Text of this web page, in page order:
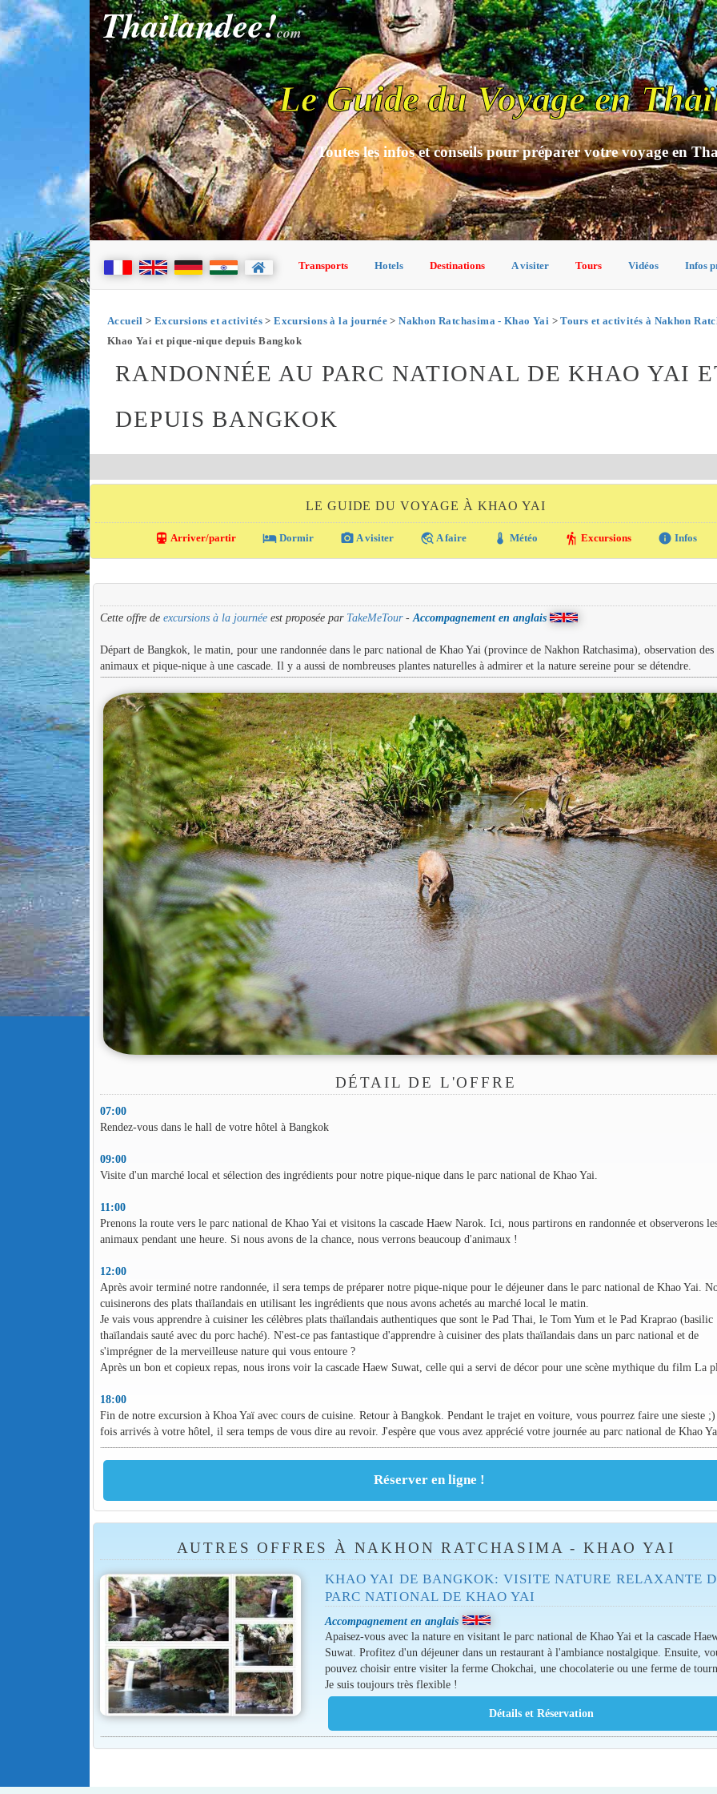
Thailandee!com
Le Guide du Voyage en
Toutes les infos et conseils pour préparer votre voyage en
Transports Hotels Destinations A visiter Tours Vidéos Infos
Accueil > Excursions et activités>Excursions à la journée >Nakhon Ratchasima - Khao Yai >Tours et activités à Nakhon
Khao Yai et pique-nique depuis Bangkok
RANDONNÉE AU PARC NATIONAL DE KHAO YAI
DEPUIS BANGKOK
LE GUIDE DU VOYAGE À KHAO YAI
directions_transit Arriver/partir local_hotel Dormir photo_camera A visiter travel_explore A faire thermostat Météo hiking Excursions info Infos
Cette offre de excursions à la journéeest proposée par TakeMeTour- Accompagnement en anglais
Départ de Bangkok, le matin, pour une randonnée dans le parc national de Khao Yai (province de Nakhon Ratchasima), observation des
animaux et pique-nique à une cascade. Il y a aussi de nombreuses plantes naturelles à admirer et la nature sereine pour se détendre.
DÉTAIL DE L'OFFRE
07:00
Rendez-vous dans le hall de votre hôtel à Bangkok
09:00
Visite d'un marché local et sélection des ingrédients pour notre pique-nique dans le parc national de Khao Yai.
11:00
Prenons la route vers le parc national de Khao Yai et visitons la cascade Haew Narok. Ici, nous partirons en randonnée et observerons
animaux pendant une heure. Si nous avons de la chance, nous verrons beaucoup d'animaux !
12:00
Après avoir terminé notre randonnée, il sera temps de préparer notre pique-nique pour le déjeuner dans le parc national de Khao Yai.
cuisinerons des plats thaïlandais en utilisant les ingrédients que nous avons achetés au marché local le matin.
Je vais vous apprendre à cuisiner les célèbres plats thaïlandais authentiques que sont le Pad Thai, le Tom Yum et le Pad Kraprao (basilic
thaïlandais sauté avec du porc haché). N'est-ce pas fantastique d'apprendre à cuisiner des plats thaïlandais dans un parc national et de
s'imprégner de la merveilleuse nature qui vous entoure ?
Après un bon et copieux repas, nous irons voir la cascade Haew Suwat, celle qui a servi de décor pour une scène mythique du film La
18:00
Fin de notre excursion à Khoa Yaï avec cours de cuisine. Retour à Bangkok. Pendant le trajet en voiture, vous pourrez faire une sieste
fois arrivés à votre hôtel, il sera temps de vous dire au revoir. J'espère que vous avez apprécié votre journée au parc national de Khao
AUTRES OFFRES À NAKHON RATCHASIMA - KHAO YAI
KHAO YAI DE BANGKOK: VISITE NATURE RELAXANTE
PARC NATIONAL DE KHAO YAI
Accompagnement en anglais
Apaisez-vous avec la nature en visitant le parc national de Khao Yai et la cascade
Suwat. Profitez d'un déjeuner dans un restaurant à l'ambiance nostalgique. Ensuite,
pouvez choisir entre visiter la ferme Chokchai, une chocolaterie ou une ferme de
Je suis toujours très flexible !